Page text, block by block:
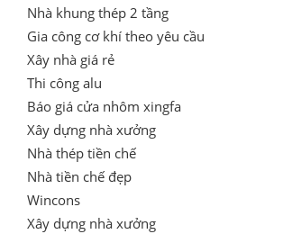
Nhà khung thép 2 tầng
Gia công cơ khí theo yêu cầu
Xây nhà giá rẻ
Thi công alu
Báo giá cửa nhôm xingfa
Xây dựng nhà xưởng
Nhà thép tiền chế
Nhà tiền chế đẹp
Wincons
Xây dựng nhà xưởng